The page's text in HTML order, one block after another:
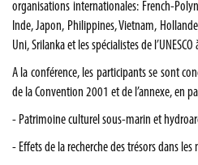
organisations internationales: French-
Inde, Japon, Philippines, Vietnam,
Uni, Srilanka et les spécialistes de
A la conférence, les participants se sont
de la Convention 2001 et de l’annexe, en
- Patrimoine culturel sous-marin et
- Effets de la recherche des trésors dans les